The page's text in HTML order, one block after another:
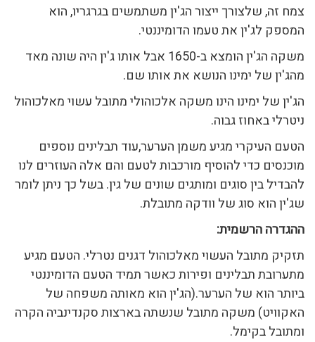
צמח זה, שלצורך ייצור הג'ין משתמשים בגרגריו, הוא
המספק לג'ין את טעמו הדומיננטי.
משקה הג'ין הומצא ב-1650 אבל אותו ג'ין היה שונה מאד
מהג'ין של ימינו הנושא את אותו שם.
הג'ין של ימינו הינו משקה אלכוהולי מתובל עשוי מאלכוהול
ניטרלי באחוז גבוה.
הטעם העיקרי מגיע משמן הערער,עוד תבלינים נוספים
מוכנסים כדי להוסיף מורכבות לטעם והם אלה העוזרים לנו
להבדיל בין סוגים ומותגים שונים של גין. בשל כך ניתן לומר
שג'ין הוא סוג של וודקה מתובלת.
ההגדרה הרשמית:
תזקיק מתובל העשוי מאלכוהול דגנים נטרלי. הטעם מגיע
מתערובת תבלינים ופירות כאשר תמיד הטעם הדומיננטי
ביותר הוא של הערער.(הג'ין הוא מאותה משפחה של
האקוויט) משקה מתובל שנשתה בארצות סקנדינביה הקרה
ומתובל בקימל.